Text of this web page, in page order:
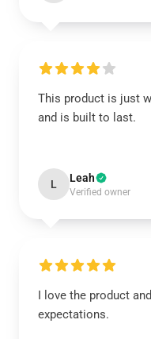
This product is just
and is built to last.
L Leah
Verified owner
I love the product
expectations.